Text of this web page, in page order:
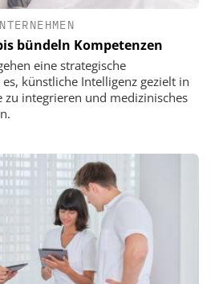
bündeln Kompetenzen
eine strategische
künstliche Intelligenz gezielt in
zu integrieren und medizinisches